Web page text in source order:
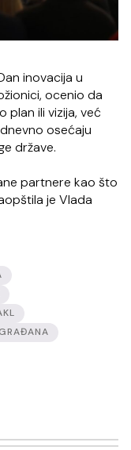
inovacija u
ocenio da
plan ili vizija, već
osećaju
države.
partnere kao što
je Vlada